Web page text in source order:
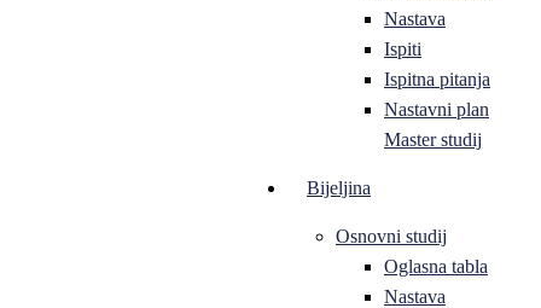
Nastava
Ispiti
Ispitna pitanja
Nastavni plan
Master studij
Bijeljina
Osnovni studij
Oglasna tabla
Nastava